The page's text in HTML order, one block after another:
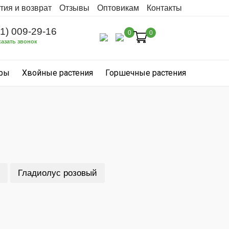
и возврат Отзывы Оптовикам Контакты
009-29-16
звонок
0 0
Хвойные растения Горшечные растения
Гладиолус розовый